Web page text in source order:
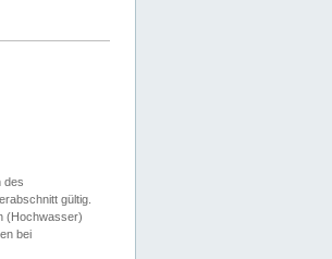
des
gültig.
(Hochwasser)
bei